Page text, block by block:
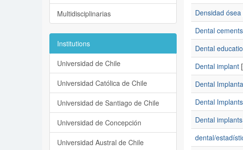
Densidad ósea
Dental cements
Dental
Dental implant
Dental
Dental Implants
Dental implants
dental/
Multidisciplinarias
Institutions
Universidad de Chile
Universidad Católica de Chile
Universidad de Santiago de Chile
Universidad de Concepción
Universidad Austral de Chile